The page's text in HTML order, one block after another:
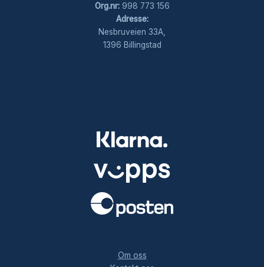
Org.nr:998 773 156
Adresse:
Nesbruveien 33A,
1396 Billingstad
Om oss